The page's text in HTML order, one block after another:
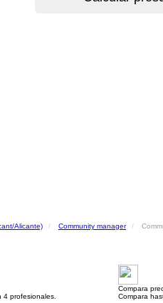
Alicante) Community manager
profesionales.
Compara
Compara